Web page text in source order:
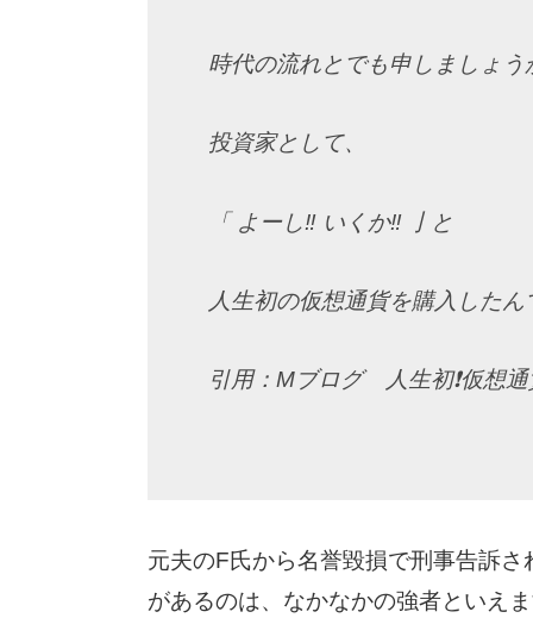
時代の流れとでも申しましょう
投資家として、
「 よーし‼ いくか‼ 亅と
人生初の仮想通貨を購入したん
引用：Mブログ 人生初❗仮想
元夫のF氏から名誉毀損で刑事告訴
があるのは、なかなかの強者といえ